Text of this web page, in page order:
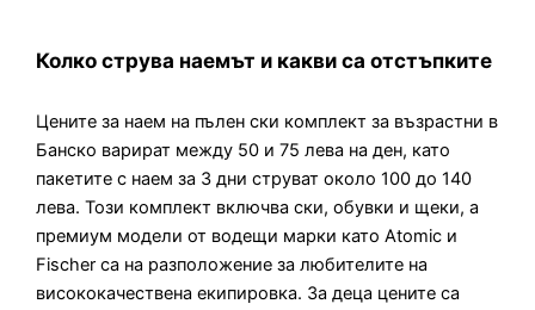
Колко струва наемът и какви са отстъпките
Цените за наем на пълен ски комплект за възрастни в
Банско варират между 50 и 75 лева на ден, като
пакетите с наем за 3 дни струват около 100 до 140
лева. Този комплект включва ски, обувки и щеки, а
премиум модели от водещи марки като Atomic и
Fischer са на разположение за любителите на
висококачествена екипировка. За деца цените са